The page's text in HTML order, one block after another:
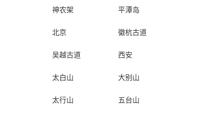
神农架 平潭岛
北京 徽杭古道
吴越古道 西安
太白山 大别山
太行山 五台山